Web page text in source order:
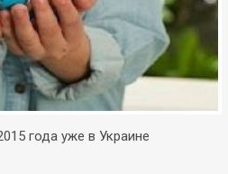
года уже в Украине